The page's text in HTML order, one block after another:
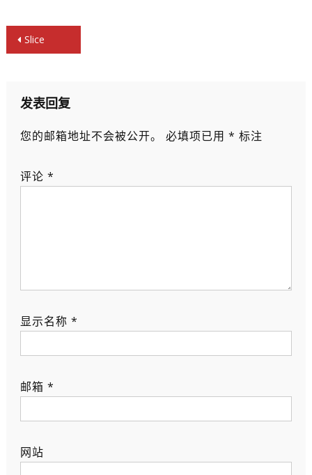
文
章
航
Slice
发表回复
您的邮箱地址不会被公开。 必填项已用 * 标注
评论 *
显示名称 *
邮箱 *
网站